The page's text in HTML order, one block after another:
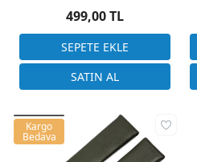
Lacivert Dikişli Kroko
Desen
499,00 TL
Kargo
Bedava